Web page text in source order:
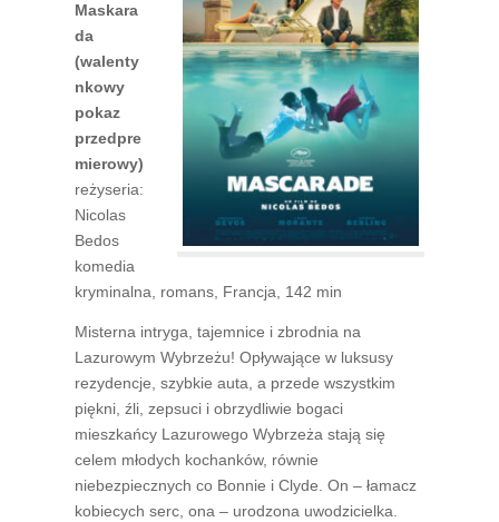
Maskara
da
(walenty
nkowy
pokaz
przedpre
mierowy)
reżyseria:
Nicolas
Bedos
komedia
kryminalna, romans, Francja, 142 min
Misterna intryga, tajemnice i zbrodnia na
Lazurowym Wybrzeżu! Opływające w luksusy
rezydencje, szybkie auta, a przede wszystkim
piękni, źli, zepsuci i obrzydliwie bogaci
mieszkańcy Lazurowego Wybrzeża stają się
celem młodych kochanków, równie
niebezpiecznych co Bonnie i Clyde. On – łamacz
kobiecych serc, ona – urodzona uwodzicielka.